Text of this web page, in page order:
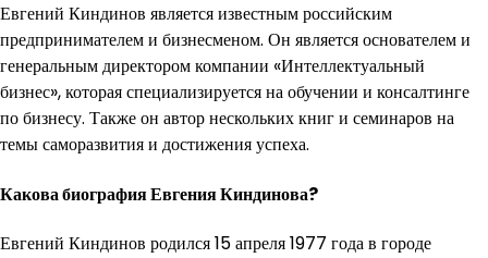
Евгений Киндинов является известным российским
предпринимателем и бизнесменом. Он является основателем и
генеральным директором компании «Интеллектуальный
бизнес», которая специализируется на обучении и консалтинге
по бизнесу. Также он автор нескольких книг и семинаров на
темы саморазвития и достижения успеха.
Какова биография Евгения Киндинова?
Евгений Киндинов родился 15 апреля 1977 года в городе